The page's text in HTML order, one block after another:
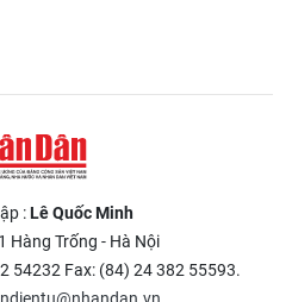
:Lê Quốc Minh
Hàng Trống - Hà Nội
54232 Fax: (84) 24 382 55593.